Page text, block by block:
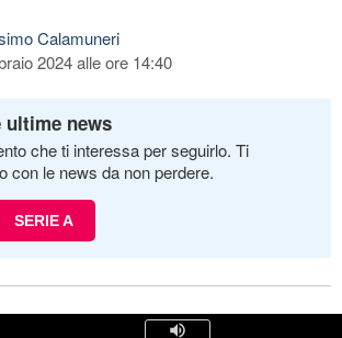
Calamuneri
2024 alle ore 14:40
ultime news
che ti interessa per seguirlo. Ti
con le news da non perdere.
SERIE A